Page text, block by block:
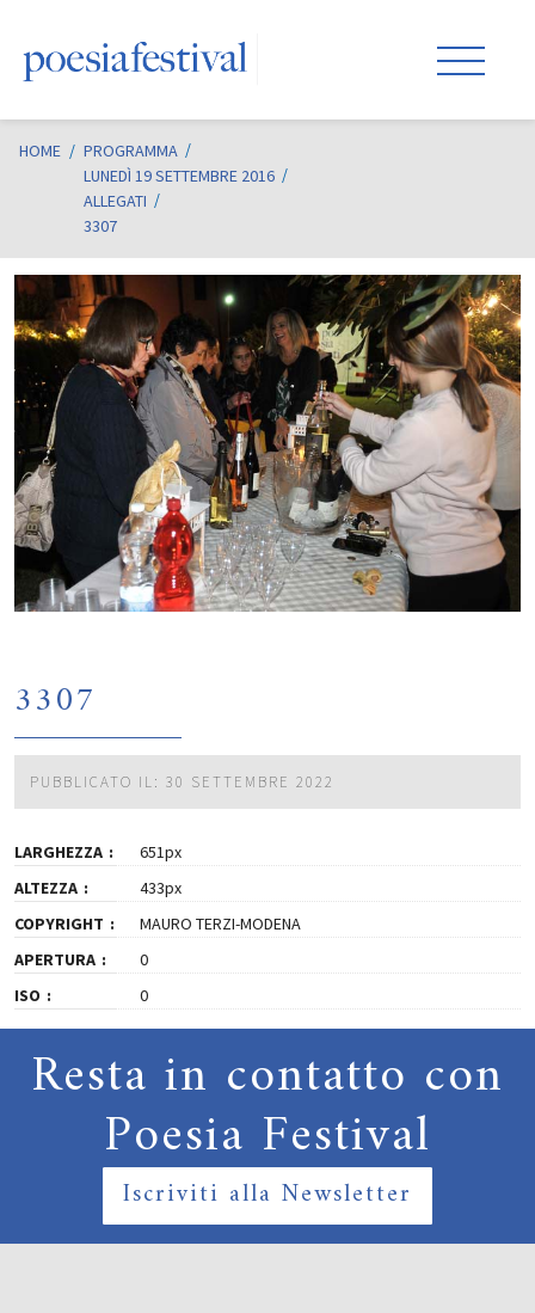
HOME / PROGRAMMA
LUNEDÌ 19 SETTEMBRE 2016
ALLEGATI
3307
3307
PUBBLICATO IL: 30 SETTEMBRE 2022
LARGHEZZA
651px
ALTEZZA
433px
COPYRIGHT
MAURO TERZI-MODENA
APERTURA
0
ISO
0
Resta in contatto con
Poesia Festival
Iscriviti alla Newsletter